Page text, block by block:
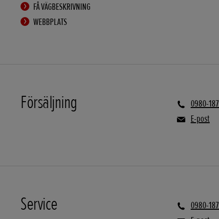
FÅ VÄGBESKRIVNING
WEBBPLATS
Försäljning
0980-
E-post
Service
0980-